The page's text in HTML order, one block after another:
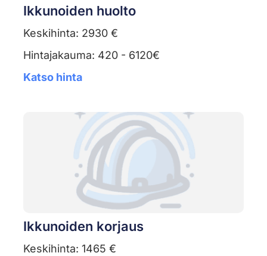
Ikkunoiden huolto
Keskihinta: 2930 €
Hintajakauma: 420 - 6120€
Katso hinta
Ikkunoiden korjaus
Keskihinta: 1465 €